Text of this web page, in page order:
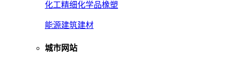
化工精细化学品橡塑
能源建筑建材
城市网站